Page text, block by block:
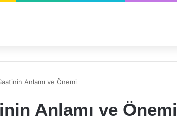
Anlamı ve Önemi
Anlamı ve Önemi